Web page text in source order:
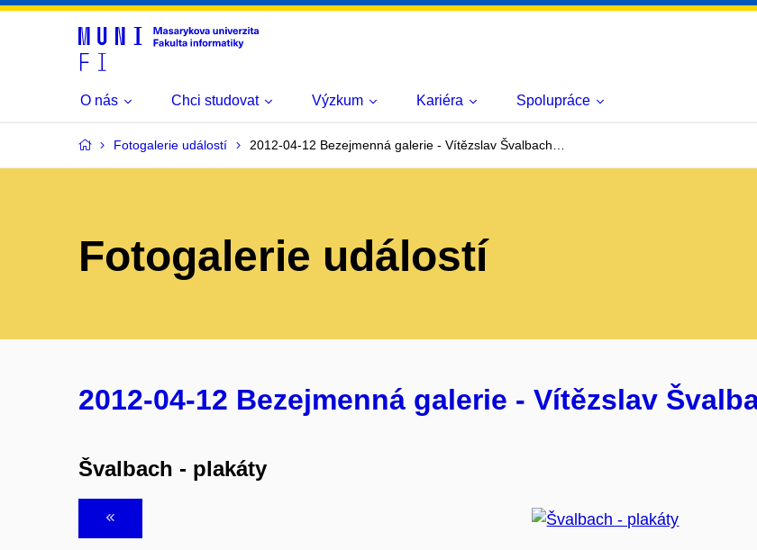
O nás Chci studovat Výzkum Kariéra Spolupráce
Fotogalerie událostí 2012-04-12 Bezejmenná galerie - Vítězslav Švalbach…
Fotogalerie událostí
2012-04-12 Bezejmenná galerie - Vítězslav
Švalbach - plakáty